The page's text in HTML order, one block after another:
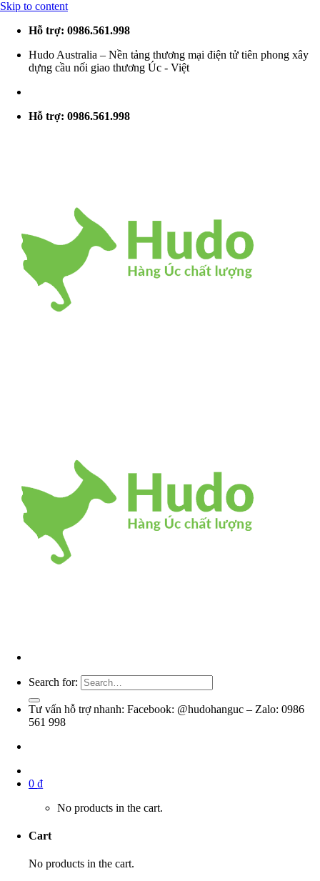
Skip to content
Hỗ trợ: 0986.561.998
Hudo Australia – Nền tảng thương mại điện tử tiên phong xây
dựng cầu nối giao thương Úc - Việt
Hỗ trợ: 0986.561.998
Search for:
Tư vấn hỗ trợ nhanh: Facebook: @hudohanguc – Zalo: 0986
561 998
0 ₫
No products in the cart.
Cart
No products in the cart.